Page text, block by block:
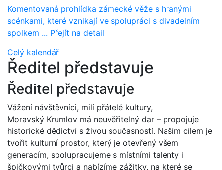
Komentovaná prohlídka zámecké věže s hranými
scénkami, které vznikají ve spolupráci s divadelním
spolkem ... Přejít na detail
Celý kalendář
Ředitel představuje
Ředitel představuje
Vážení návštěvníci, milí přátelé kultury,
Moravský Krumlov má neuvěřitelný dar – propojuje
historické dědictví s živou současností. Naším cílem je
tvořit kulturní prostor, který je otevřený všem
generacím, spolupracujeme s místními talenty i
špičkovými tvůrci a nabízíme zážitky, na které se